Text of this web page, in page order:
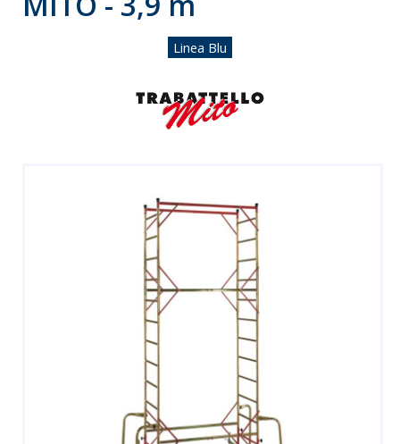
SGABELLI E CAVALLETTI
ACCESSORI, RICAMBI E COMPONENTI
Linea Blu